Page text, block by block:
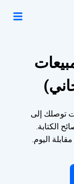
توصلك إلى
الكتابة.
اليوم.